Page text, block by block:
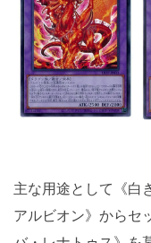
主な用途として《白
アルビオン》からセ